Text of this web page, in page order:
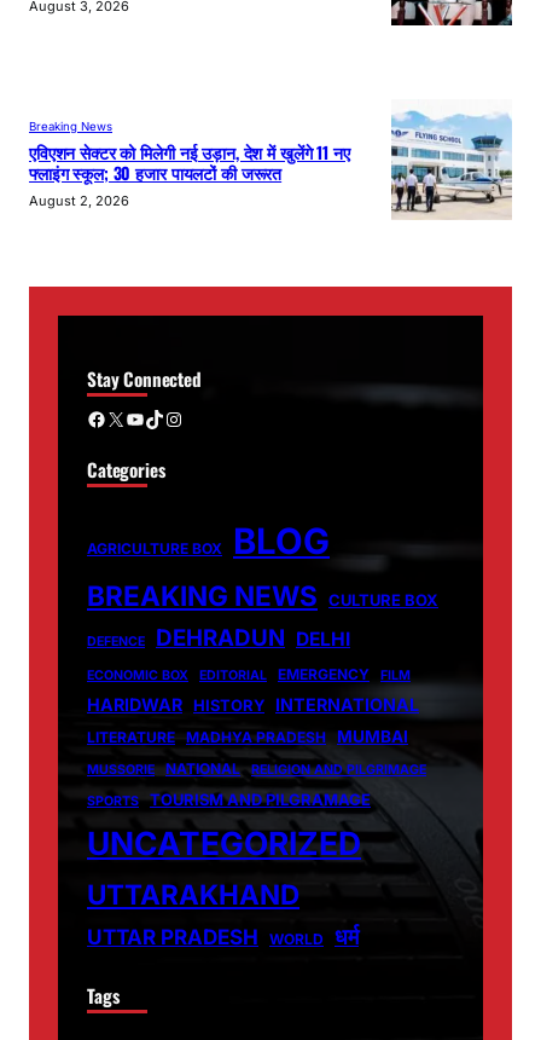
August 3, 2026
Breaking News
एविएशन सेक्टर को मिलेगी नई उड़ान, देश में खुलेंगे 11 नए
फ्लाइंग स्कूल; 30 हजार पायलटों की जरूरत
August 2, 2026
Stay Connected
Facebook X YouTube TikTok Instagram
Categories
AGRICULTURE BOX BLOG
BREAKING NEWS CULTURE BOX
DEFENCE DEHRADUN DELHI
ECONOMIC BOX EDITORIAL EMERGENCY FILM
HARIDWAR HISTORY INTERNATIONAL
LITERATURE MADHYA PRADESH MUMBAI
MUSSORIE NATIONAL
RELIGION AND PILGRIMAGE
SPORTS
TOURISM AND PILGRAMAGE
UNCATEGORIZED
UTTARAKHAND
UTTAR PRADESH WORLD धर्म
Tags